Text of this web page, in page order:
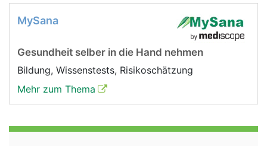
MySana
Gesundheit selber in die Hand nehmen
Bildung, Wissenstests, Risikoschätzung
Mehr zum Thema